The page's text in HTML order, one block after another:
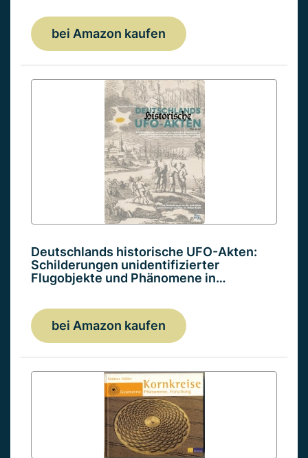
bei Amazon kaufen
Deutschlands historische UFO-Akten:
Schilderungen unidentifizierter
Flugobjekte und Phänomene in…
bei Amazon kaufen